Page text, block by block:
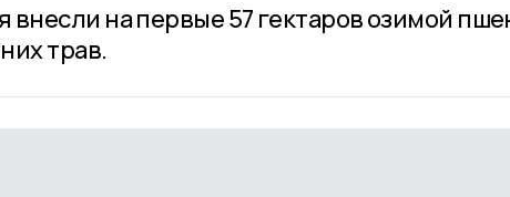
на первые 57 гектаров озимой
трав.